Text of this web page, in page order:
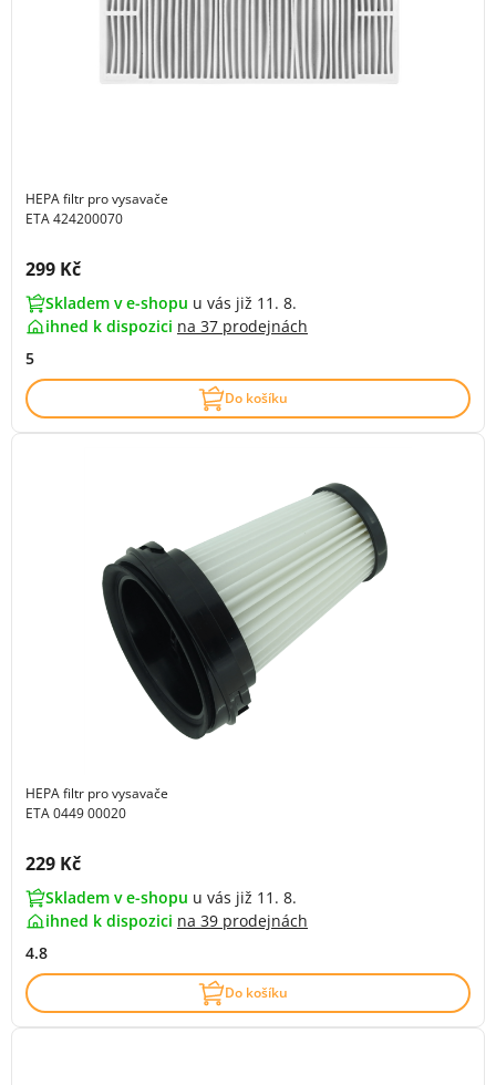
HEPA filtr pro vysavače
ETA 424200070
Cena s DPH:
299 Kč
Skladem v e-shopu u vás již 11. 8.
ihned k dispozici na 37 prodejnách
5
Do košíku
HEPA filtr pro vysavače
ETA 0449 00020
Cena s DPH:
229 Kč
Skladem v e-shopu u vás již 11. 8.
ihned k dispozici na 39 prodejnách
4.8
Do košíku